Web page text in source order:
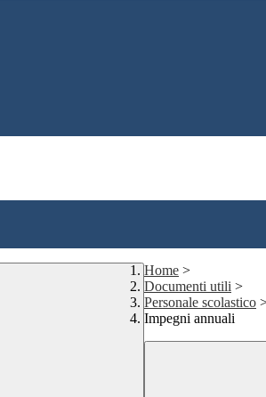
Home >
Documenti utili >
Personale scolastico
Impegni annuali